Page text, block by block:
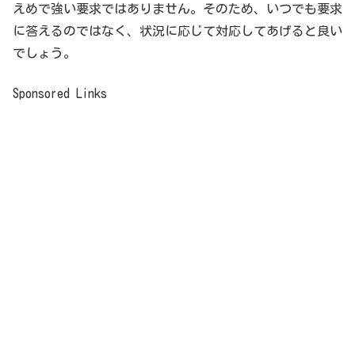
えめで強い要求ではありません。そのため、いつでも要求
に答えるのではなく、状況に応じて対応してあげると良い
でしょう。
Sponsored Links